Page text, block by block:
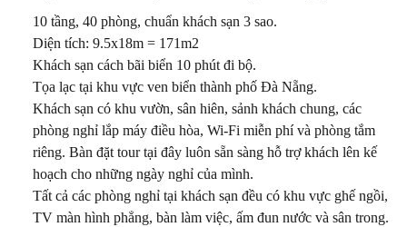
10 tầng, 40 phòng, chuẩn khách sạn 3 sao.
Diện tích: 9.5x18m = 171m2
Khách sạn cách bãi biển 10 phút đi bộ.
Tọa lạc tại khu vực ven biển thành phố Đà Nẵng.
Khách sạn có khu vườn, sân hiên, sảnh khách chung, các
phòng nghỉ lắp máy điều hòa, Wi-Fi miễn phí và phòng tắm
riêng. Bàn đặt tour tại đây luôn sẵn sàng hỗ trợ khách lên kế
hoạch cho những ngày nghỉ của mình.
Tất cả các phòng nghỉ tại khách sạn đều có khu vực ghế ngồi,
TV màn hình phẳng, bàn làm việc, ấm đun nước và sân trong.